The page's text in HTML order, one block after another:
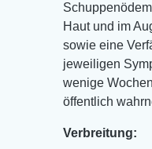
Haut und im
sowie eine
jeweiligen
wenige
öffentlich
Verbreitung: